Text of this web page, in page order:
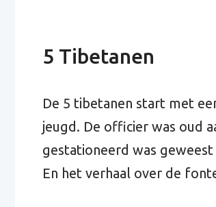
5 Tibetanen
De 5 tibetanen start met
jeugd. De officier was oud
gestationeerd was
En het verhaal over de